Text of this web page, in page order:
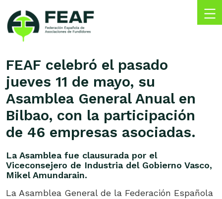
content
Española
de
Asociaciones
de
Fundidores
FEAF celebró el pasado
jueves 11 de mayo, su
Asamblea General Anual en
Bilbao, con la participación
de 46 empresas asociadas.
La Asamblea fue clausurada por el
Viceconsejero de Industria del Gobierno Vasco,
Mikel Amundarain.
La Asamblea General de la Federación Española